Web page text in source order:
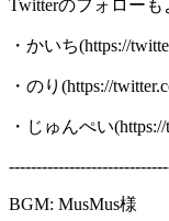
Twitterのフォローも
・かいち(https://
・のり(https://
・じゅんぺい(https://
BGM: MusMus様